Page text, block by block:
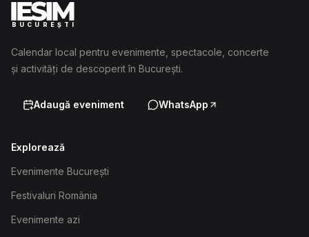
BUCUREȘTI
Calendar local pentru evenimente, spectacole, concerte
și activități de descoperit în București.
Adaugă eveniment WhatsApp
Explorează
Evenimente București
Festivaluri România
Evenimente azi